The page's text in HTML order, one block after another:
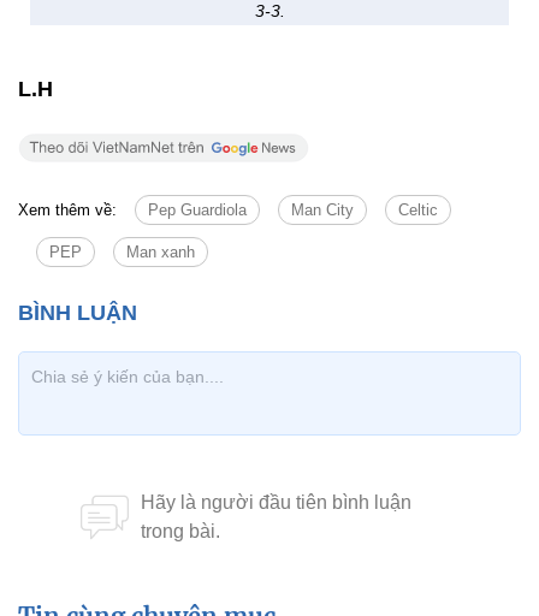
3-3.
L.H
Xem thêm về: Pep Guardiola Man City Celtic
PEP Man xanh